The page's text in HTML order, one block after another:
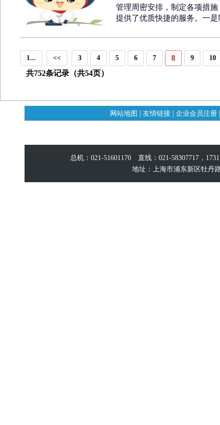
管理周密安排，制定各项措
提供了优质快捷的服务。一
1... << 3 4 5 6 7 8 9 10
共752条记录（共54页）
网站地图 | 友情链接 | 企业会员注册
总机：021-51601170 直线：021-58307717，
地址：上海市浦东新区牡丹